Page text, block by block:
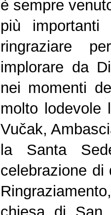
è sempre
più
ringraziare
implorare da
nei momenti
molto lodevole
Vučak,
la Santa
celebrazione di
chiesa di San